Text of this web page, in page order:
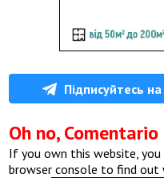
Підписуйтесь
Oh no,
If you own this website,
browser console to find out